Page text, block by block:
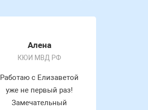
Алена
КЮИ МВД РФ
Работаю с Елизаветой
уже не первый раз!
Замечательный